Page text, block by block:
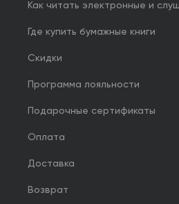
Как читать электронные и
Где купить бумажные книги
Скидки
Программа лояльности
Подарочные сертификаты
Оплата
Доставка
Возврат